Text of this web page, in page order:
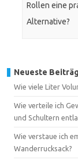
Rollen eine
Alternative?
Neueste
Wie viele Liter
Wie verteile ich
und Schultern
Wie verstaue ich
Wanderrucksack?